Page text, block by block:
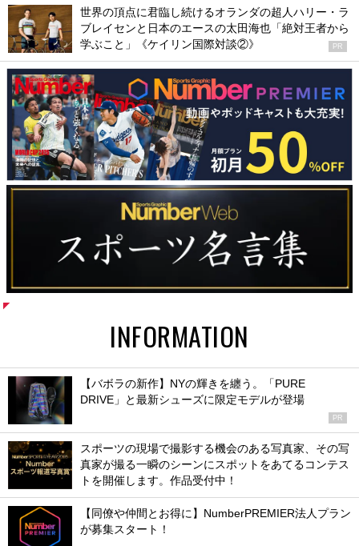
世界の頂点に君臨し続けるオランダの超人ハリー・ラ
ブレイセンと日本のエースの太田海也「絶対王者から
学ぶこと」《ケイリン国際対談②》
PR
INFORMATION
【バボラの新作】NYの輝きを纏う。「PURE
DRIVE」と最新シューズに限定モデルが登場
PR
スポーツの現場で撮影する機会のある写真家、その写
真家が撮る一瞬のシーンにスポットをあてるコンテス
トを開催します。作品受付中！
【同僚や仲間とお得に】NumberPREMIER法人プラン
が募集スタート！